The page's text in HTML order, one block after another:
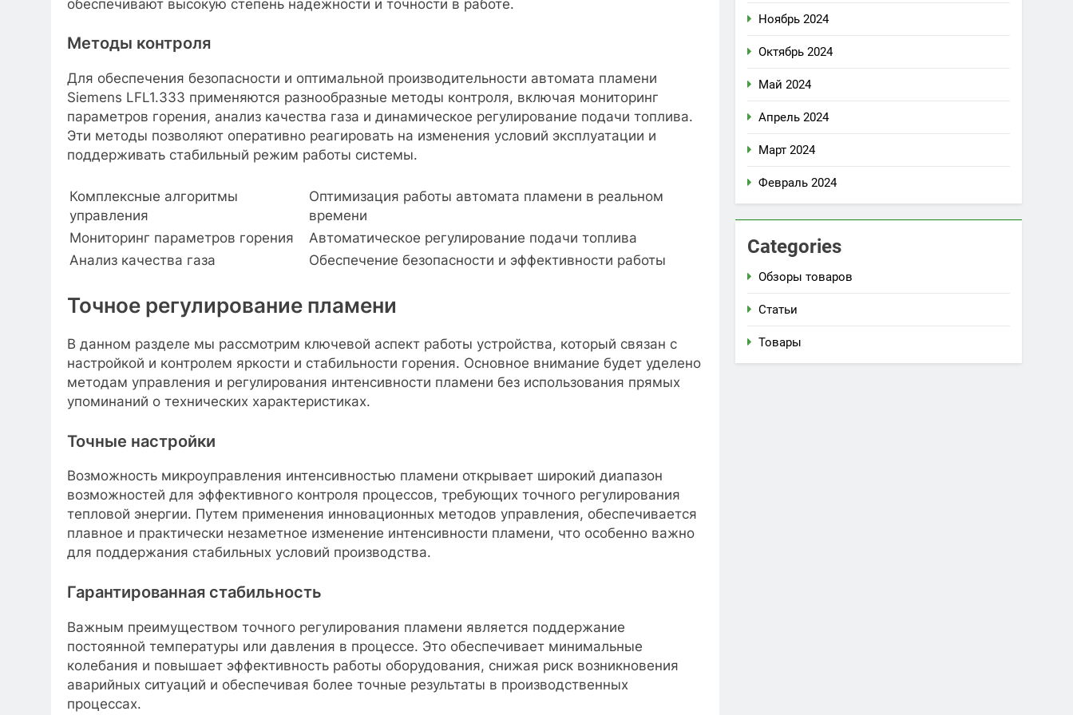
обеспечивают высокую степень надежности и точности в работе.
Методы контроля
Для обеспечения безопасности и оптимальной производительности автомата пламени
Siemens LFL1.333 применяются разнообразные методы контроля, включая мониторинг
параметров горения, анализ качества газа и динамическое регулирование подачи топлива.
Эти методы позволяют оперативно реагировать на изменения условий эксплуатации и
поддерживать стабильный режим работы системы.
Комплексные алгоритмы
управления
Оптимизация работы автомата пламени в реальном
времени
Мониторинг параметров горения
Автоматическое регулирование подачи топлива
Анализ качества газа
Обеспечение безопасности и эффективности работы
Точное регулирование пламени
В данном разделе мы рассмотрим ключевой аспект работы устройства, который связан с
настройкой и контролем яркости и стабильности горения. Основное внимание будет уделено
методам управления и регулирования интенсивности пламени без использования прямых
упоминаний о технических характеристиках.
Точные настройки
Возможность микроуправления интенсивностью пламени открывает широкий диапазон
возможностей для эффективного контроля процессов, требующих точного регулирования
тепловой энергии. Путем применения инновационных методов управления, обеспечивается
плавное и практически незаметное изменение интенсивности пламени, что особенно важно
для поддержания стабильных условий производства.
Гарантированная стабильность
Важным преимуществом точного регулирования пламени является поддержание
постоянной температуры или давления в процессе. Это обеспечивает минимальные
колебания и повышает эффективность работы оборудования, снижая риск возникновения
аварийных ситуаций и обеспечивая более точные результаты в производственных
процессах.
Ноябрь 2024
Октябрь 2024
Май 2024
Апрель 2024
Март 2024
Февраль 2024
Categories
Обзоры товаров
Статьи
Товары